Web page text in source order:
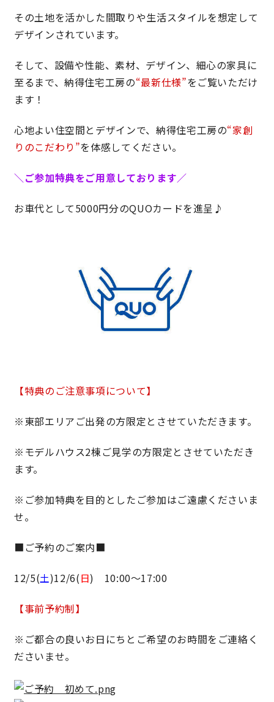
施工事例
お知らせ 土地情報
近日分譲予定情報
サイトマップ プライバシーポリシー
よくある質問
CLOSE
その土地を活かした間取りや生活スタイルを想定して
デザインされています。
そして、設備や性能、素材、デザイン、細心の家具に
至るまで、納得住宅工房の“最新仕様”をご覧いただけ
ます！
心地よい住空間とデザインで、納得住宅工房の“家創
りのこだわり”を体感してください。
＼ご参加特典をご用意しております／
お車代として5000円分のQUOカードを進呈♪
【特典のご注意事項について】
※東部エリアご出発の方限定とさせていただきます。
※ モデルハウス2棟ご見学の方限定とさせていただき
ます。
※ ご参加特典を目的としたご参加はご遠慮くださいま
せ。
■ご予約のご案内■
12/5(土)12/6(日) 10:00〜17:00
【事前予約制】
※ご都合の良いお日にちとご希望のお時間をご連絡く
ださいませ。